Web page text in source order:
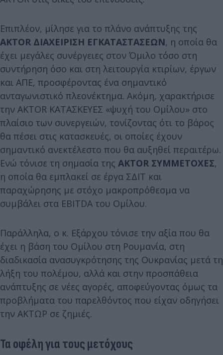
Επιπλέον, μίλησε για το πλάνο ανάπτυξης της
AKTOR ΔΙΑΧΕΙΡΙΣΗ ΕΓΚΑΤΑΣΤΑΣΕΩΝ, η οποία θα
έχει μεγάλες συνέργειες στον Όμιλο τόσο στη
συντήρηση όσο και στη λειτουργία κτιρίων, έργων
και ΑΠΕ, προσφέροντας ένα σημαντικό
ανταγωνιστικό πλεονέκτημα. Ακόμη, χαρακτήρισε
την AKTOR ΚΑΤΑΣΚΕΥΕΣ «ψυχή του Ομίλου» στο
πλαίσιο των συνεργειών, τονίζοντας ότι το βάρος
θα πέσει στις κατασκευές, οι οποίες έχουν
σημαντικό ανεκτέλεστο που θα αυξηθεί περαιτέρω.
Ενώ τόνισε τη σημασία της AKTOR ΣΥΜΜΕΤΟΧΕΣ,
η οποία θα εμπλακεί σε έργα ΣΔΙΤ και
παραχώρησης με στόχο μακροπρόθεσμα να
συμβάλει στα EBITDA του Ομίλου.
Παράλληλα, ο κ. Εξάρχου τόνισε την αξία που θα
έχει η βάση του Ομίλου στη Ρουμανία, στη
διαδικασία ανασυγκρότησης της Ουκρανίας μετά τη
λήξη του πολέμου, αλλά και στην προσπάθεια
ανάπτυξης σε νέες αγορές, αποφεύγοντας όμως τα
προβλήματα του παρελθόντος που είχαν οδηγήσει
την ΑΚΤΩΡ σε ζημιές.
Τα οφέλη για τους μετόχους